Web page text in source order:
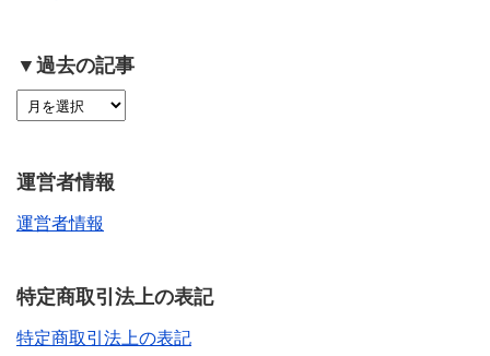
▼過去の記事
運営者情報
運営者情報
特定商取引法上の表記
特定商取引法上の表記